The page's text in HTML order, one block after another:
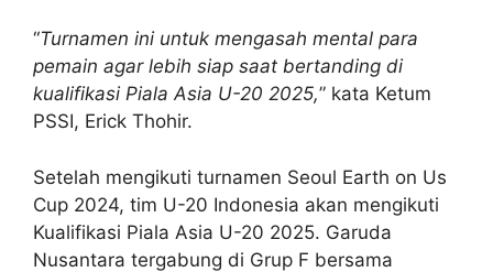
“Turnamen ini untuk mengasah mental para
pemain agar lebih siap saat bertanding di
kualifikasi Piala Asia U-20 2025,” kata Ketum
PSSI, Erick Thohir.
Setelah mengikuti turnamen Seoul Earth on Us
Cup 2024, tim U-20 Indonesia akan mengikuti
Kualifikasi Piala Asia U-20 2025. Garuda
Nusantara tergabung di Grup F bersama